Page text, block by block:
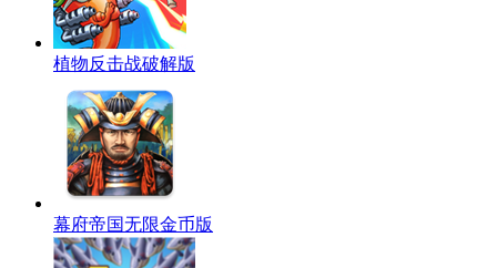
植物反击战破解版
幕府帝国无限金币版